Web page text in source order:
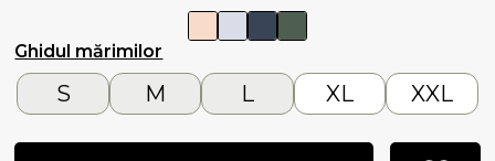
Ghidul mărimilor
S M L XL XXL